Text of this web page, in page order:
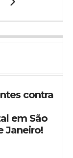
contra
em São
Janeiro!